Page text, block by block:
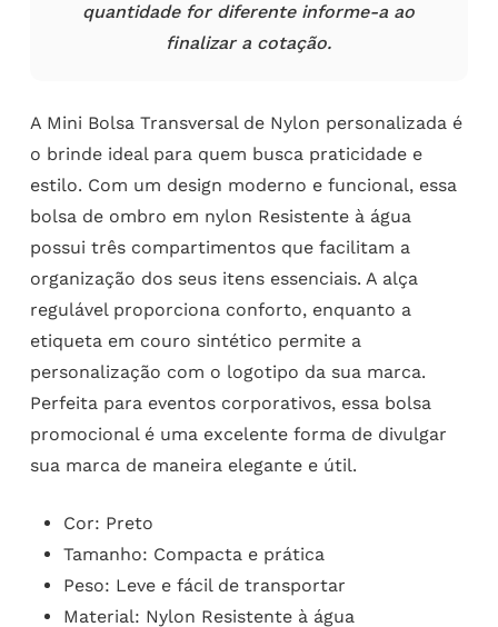
quantidade for diferente informe-a ao
finalizar a cotação.
A Mini Bolsa Transversal de Nylon personalizada é
o brinde ideal para quem busca praticidade e
estilo. Com um design moderno e funcional, essa
bolsa de ombro em nylon Resistente à água
possui três compartimentos que facilitam a
organização dos seus itens essenciais. A alça
regulável proporciona conforto, enquanto a
etiqueta em couro sintético permite a
personalização com o logotipo da sua marca.
Perfeita para eventos corporativos, essa bolsa
promocional é uma excelente forma de divulgar
sua marca de maneira elegante e útil.
Cor: Preto
Tamanho: Compacta e prática
Peso: Leve e fácil de transportar
Material: Nylon Resistente à água